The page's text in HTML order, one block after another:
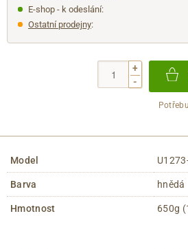
E-shop - k odeslání:
Ostatní prodejny:
+
-
Model
Barva hnědá
Hmotnost 650g